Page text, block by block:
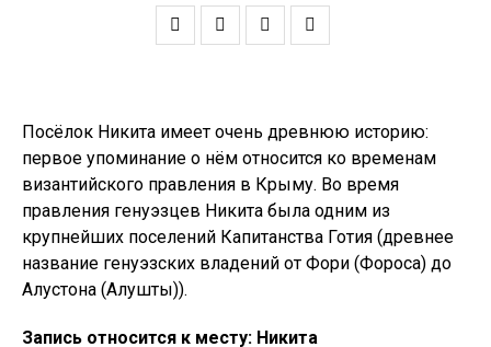
Посёлок Никита имеет очень древнюю историю:
первое упоминание о нём относится ко временам
византийского правления в Крыму. Во время
правления генуэзцев Никита была одним из
крупнейших поселений Капитанства Готия (древнее
название генуэзских владений от Фори (Фороса) до
Алустона (Алушты)).
Запись относится к месту: Никита